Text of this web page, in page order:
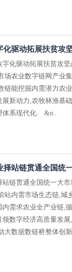
化驱动拓展扶贫攻
字化驱动拓展扶贫攻
场农业数字链网产业
链能挖掘内需潜力农
展新动力,农牧林渔基
体系现代化. &n..
择站链贯通全国统
站链贯通全国统一大
站内需市场生态链,城
内需求农业全产业链,
数字经济高质量发
大数据数链桥整体创